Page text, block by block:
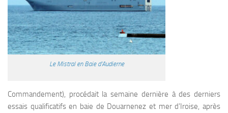
Le Mistral en Baie d’Audierne
Commandement), procédait la semaine dernière à des derniers
essais qualificatifs en baie de Douarnenez et mer d’Iroise, après